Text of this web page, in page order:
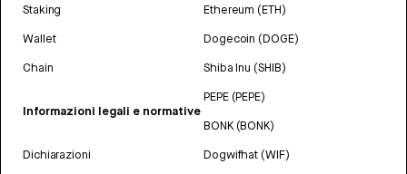
Staking
Wallet
Chain
Informazioni legali e normative
Dichiarazioni
Ethereum (ETH)
Dogecoin (DOGE)
Shiba Inu (SHIB)
PEPE (PEPE)
BONK (BONK)
Dogwifhat (WIF)